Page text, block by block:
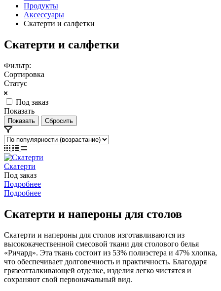
Продукты
Аксессуары
Скатерти и салфетки
Скатерти и салфетки
Фильтр:
Сортировка
Статус
Под заказ
Показать
Сбросить
Скатерти
Под заказ
Подробнее
Подробнее
Скатерти и напероны для столов
Скатерти и напероны для столов изготавливаются из
высококачественной смесовой ткани для столового белья
«Ричард». Эта ткань состоит из 53% полиэстера и 47% хлопка,
что обеспечивает долговечность и практичность. Благодаря
грязеотталкивающей отделке, изделия легко чистятся и
сохраняют свой первоначальный вид.